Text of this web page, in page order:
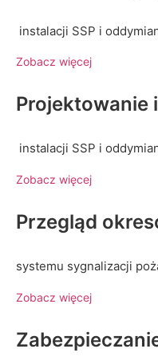
instalacji SSP i
Zobacz więcej
Projektowanie
instalacji SSP i
Zobacz więcej
Przegląd
systemu sygnalizacji
Zobacz więcej